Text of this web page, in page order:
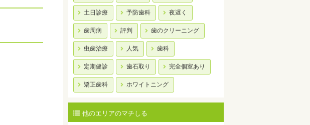
土日診療 予防歯科 夜遅く
歯周病 評判 歯のクリーニング
虫歯治療 人気 歯科
定期健診 歯石取り 完全個室あり
矯正歯科 ホワイトニング
他のエリアのマチしる